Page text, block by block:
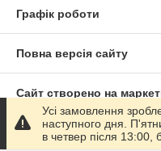
Графік роботи
Повна версія сайту
Сайт створено на
Політика
Усі замовлення
наступного дня.
в четвер після 13:00,